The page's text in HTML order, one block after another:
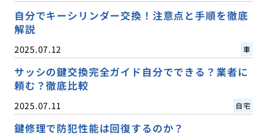
自分でキーシリンダー交換！注意点と手順を徹底
解説
2025.07.12 車
サッシの鍵交換完全ガイド自分でできる？業者に
頼む？徹底比較
2025.07.11 自宅
鍵修理で防犯性能は回復するのか？